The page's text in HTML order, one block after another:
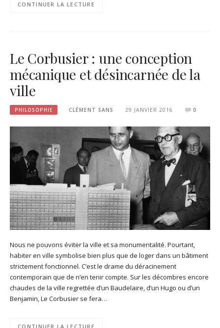
CONTINUER LA LECTURE
Le Corbusier : une conception
mécanique et désincarnée de la
ville
PHILOSOPHIE CLÉMENT SANS 29 JANVIER 2016 0
Nous ne pouvons éviter la ville et sa monumentalité. Pourtant,
habiter en ville symbolise bien plus que de loger dans un bâtiment
strictement fonctionnel. C’est le drame du déracinement
contemporain que de n’en tenir compte. Sur les décombres encore
chaudes de la ville regrettée d’un Baudelaire, d’un Hugo ou d’un
Benjamin, Le Corbusier se fera…
CONTINUER LA LECTURE